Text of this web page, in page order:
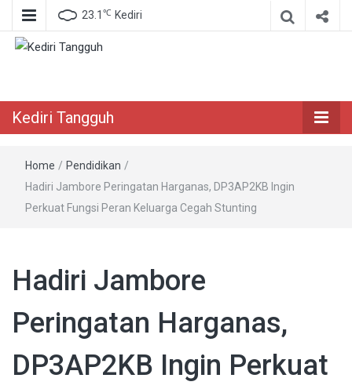
23.1 ℃ Kediri
Kediri Tangguh
Home / Pendidikan /
Hadiri Jambore Peringatan Harganas, DP3AP2KB Ingin
Perkuat Fungsi Peran Keluarga Cegah Stunting
Hadiri Jambore
Peringatan Harganas,
DP3AP2KB Ingin Perkuat